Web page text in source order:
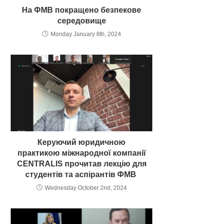
На ФМВ покращено безпекове
середовище
Monday January 8th, 2024
Керуючий юридичною
практикою міжнародної компанії
CENTRALIS прочитав лекцію для
студентів та аспірантів ФМВ
Wednesday October 2nd, 2024